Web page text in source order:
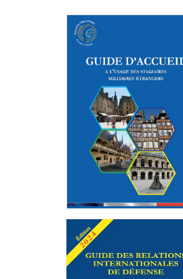
INFO n°18 – JANVIER 2026
INFO n°17 – DÉCEMBRE 2025
INFO n°16 – OCTOBRE 2025
INFO n°15 – JUILLET 2025
INFO n°14 – JUIN 2025
INFO n°13 – FÉVRIER 2025
INFO n°12 – JANVIER 2025
INFO n°11 – NOVEMBRE 2024
Nos publications
Le guide d’accueil des stagiaires